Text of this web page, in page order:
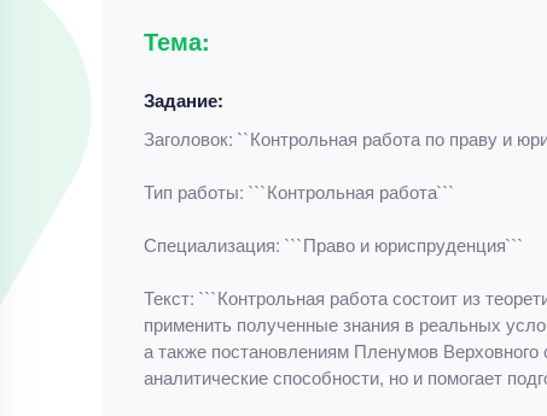
Тема:
Задание:
Заголовок: ``Контрольная работа по праву и
Тип работы: ```Контрольная работа```
Специализация: ```Право и юриспруденция```
Текст: ```Контрольная работа состоит из
применить полученные знания в реальных
а также постановлениям Пленумов
аналитические способности, но и помогает